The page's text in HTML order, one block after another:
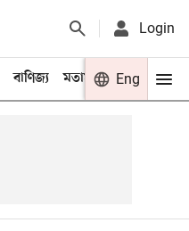
Login
বাণিজ্য মতামত খেলা
Eng